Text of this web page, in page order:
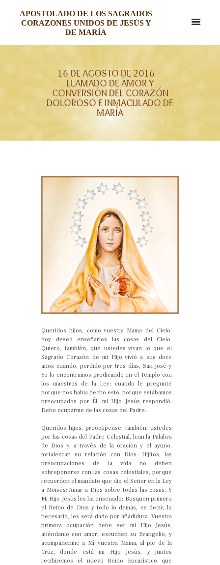
APOSTOLADO DE LOS SAGRADOS
CORAZONES UNIDOS DE JESÚS Y
DE MARÍA
16 DE AGOSTO DE 2016 –
LLAMADO DE AMOR Y
CONVERSIÓN DEL CORAZÓN
DOLOROSO E INMACULADO DE
MARÍA
Queridos hijos, como vuestra Mama del Cielo,
hoy deseo enseñarles las cosas del Cielo.
Quiero, también, que ustedes vivan lo que el
Sagrado Corazón de mi Hijo vivió a sus doce
años cuando, perdido por tres días, San José y
Yo lo encontramos predicando en el Templo con
los maestros de la Ley; cuando le pregunté
porque nos había hecho esto, porque estábamos
preocupados por Él, mi Hijo Jesús respondió:
Debo ocuparme de las cosas del Padre.
Queridos hijos, preocúpense, también, ustedes
por las cosas del Padre Celestial, lean la Palabra
de Dios y, a través de la oración y el ayuno,
fortalezcan su relación con Dios. Hijitos, las
preocupaciones de la vida no deben
sobreponerse con las cosas celestiales, porque
recuerden el mandato que dio el Señor en la Ley
a Moisés: Amar a Dios sobre todas las cosas. Y
Mi Hijo Jesús les ha enseñado: Busquen primero
el Reino de Dios y todo lo demás, es decir, lo
necesario, les será dado por añadidura. Vuestra
primera ocupación debe ser mi Hijo Jesús,
atiéndanlo con amor, escuchen su Evangelio, y
acompáñenme a Mí, vuestra Mama, al pie de la
Cruz, donde está mi Hijo Jesús, y juntos
recibiremos el nuevo Reino Eucarístico que